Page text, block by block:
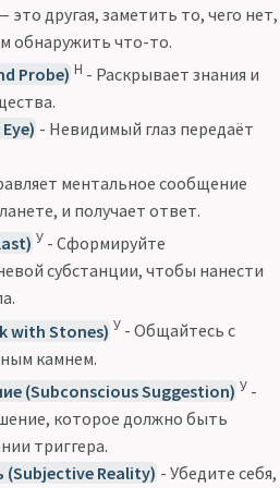
другая, заметить то, чего нет,
обнаружить что-то.
Probe) Н - Раскрывает знания и
- Невидимый глаз передаёт
ментальное сообщение
и получает ответ.
У - Сформируйте
субстанции, чтобы нанести
with Stones) У - Общайтесь с
камнем.
(Subconscious Suggestion) У -
которое должно быть
триггера.
(Subjective Reality) - Убедите себя,